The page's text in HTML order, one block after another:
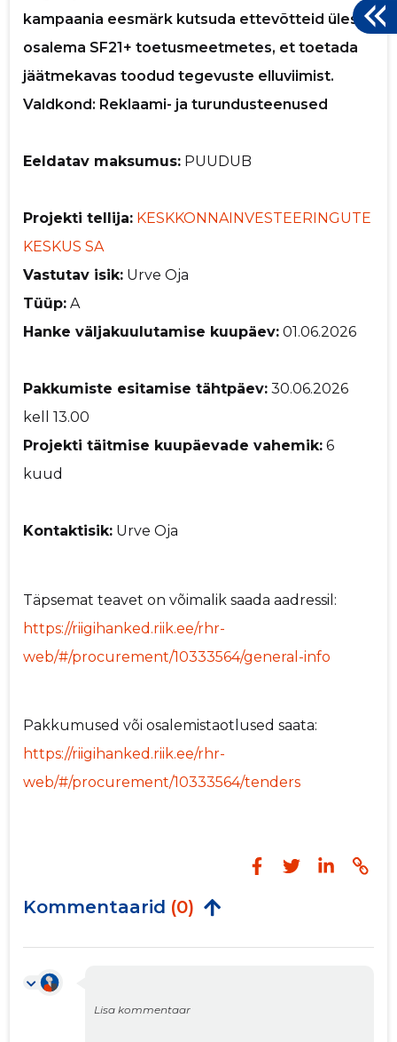
kampaania eesmärk kutsuda ettevõtteid üles
osalema SF21+ toetusmeetmetes, et toetada
jäätmekavas toodud tegevuste elluviimist.
Valdkond: Reklaami- ja turundusteenused
Eeldatav maksumus: PUUDUB
Projekti tellija: KESKKONNAINVESTEERINGUTE
KESKUS SA
Vastutav isik: Urve Oja
Tüüp: A
Hanke väljakuulutamise kuupäev: 01.06.2026
Pakkumiste esitamise tähtpäev: 30.06.2026
kell 13.00
Projekti täitmise kuupäevade vahemik: 6
kuud
Kontaktisik: Urve Oja
Täpsemat teavet on võimalik saada aadressil:
https://riigihanked.riik.ee/rhr-
web/#/procurement/10333564/general-info
Pakkumused või osalemistaotlused saata:
https://riigihanked.riik.ee/rhr-
web/#/procurement/10333564/tenders
Kommentaarid (0)